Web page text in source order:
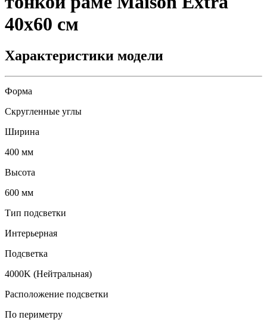
40х60 см
Характеристики модели
Форма
Скругленные углы
Ширина
400 мм
Высота
600 мм
Тип подсветки
Интерьерная
Подсветка
4000K (Нейтральная)
Расположение подсветки
По периметру